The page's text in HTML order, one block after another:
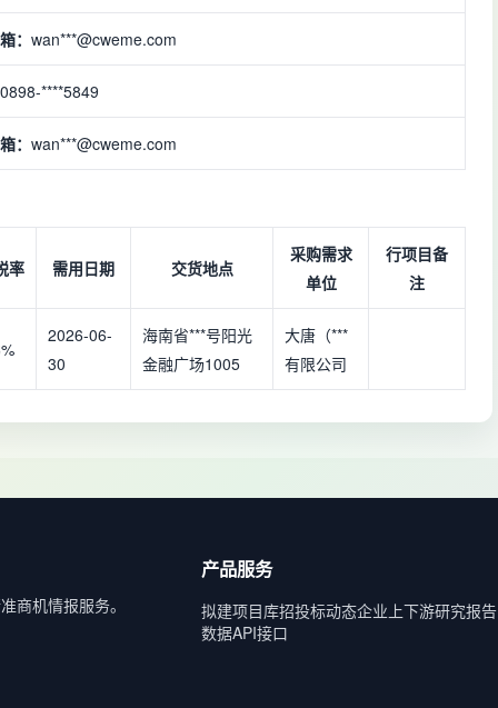
： wan***@cweme.com
0898-****5849
： wan***@cweme.com
率 需用日期 交货地点
采购需求
单位
行项目备
注
2026-06-
30
海南省***号阳光
金融广场1005
大唐（***
有限公司
商机情报服务。
产品服务
拟建项目库招投标动态企业上下游研究报告
数据API接口